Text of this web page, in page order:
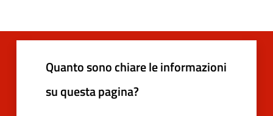
Quanto sono chiare le informazioni
su questa pagina?